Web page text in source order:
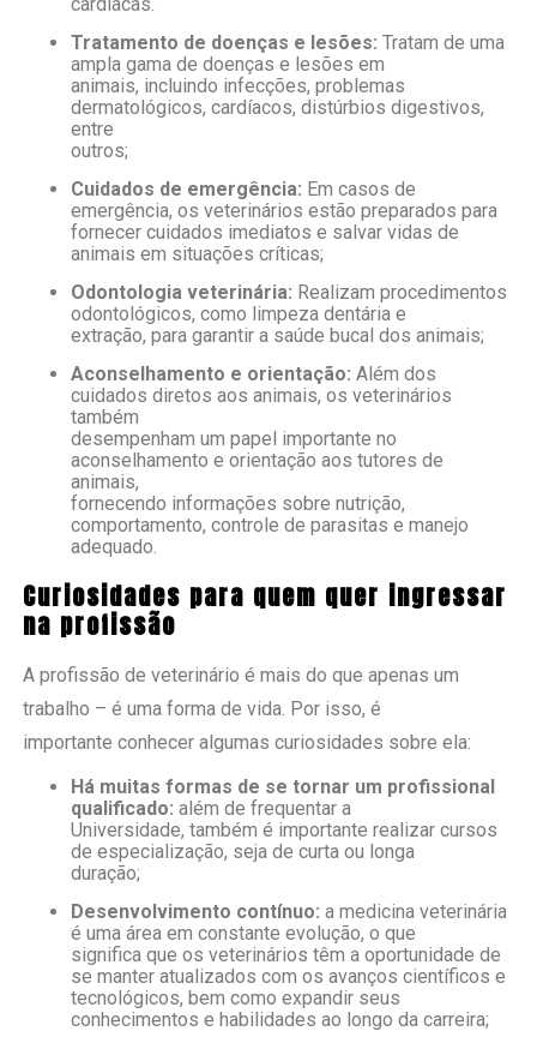
Tratamento de doenças e lesões: Tratam de uma
ampla gama de doenças e lesões em
animais, incluindo infecções, problemas
dermatológicos, cardíacos, distúrbios digestivos,
entre
outros;
Cuidados de emergência: Em casos de
emergência, os veterinários estão preparados para
fornecer cuidados imediatos e salvar vidas de
animais em situações críticas;
Odontologia veterinária: Realizam procedimentos
odontológicos, como limpeza dentária e
extração, para garantir a saúde bucal dos animais;
Aconselhamento e orientação: Além dos
cuidados diretos aos animais, os veterinários
também
desempenham um papel importante no
aconselhamento e orientação aos tutores de
animais,
fornecendo informações sobre nutrição,
comportamento, controle de parasitas e manejo
adequado.
Curiosidades para quem quer ingressar
na profissão
A profissão de veterinário é mais do que apenas um
trabalho – é uma forma de vida. Por isso, é
importante conhecer algumas curiosidades sobre ela:
Há muitas formas de se tornar um profissional
qualificado: além de frequentar a
Universidade, também é importante realizar cursos
de especialização, seja de curta ou longa
duração;
Desenvolvimento contínuo: a medicina veterinária
é uma área em constante evolução, o que
significa que os veterinários têm a oportunidade de
se manter atualizados com os avanços científicos e
tecnológicos, bem como expandir seus
conhecimentos e habilidades ao longo da carreira;